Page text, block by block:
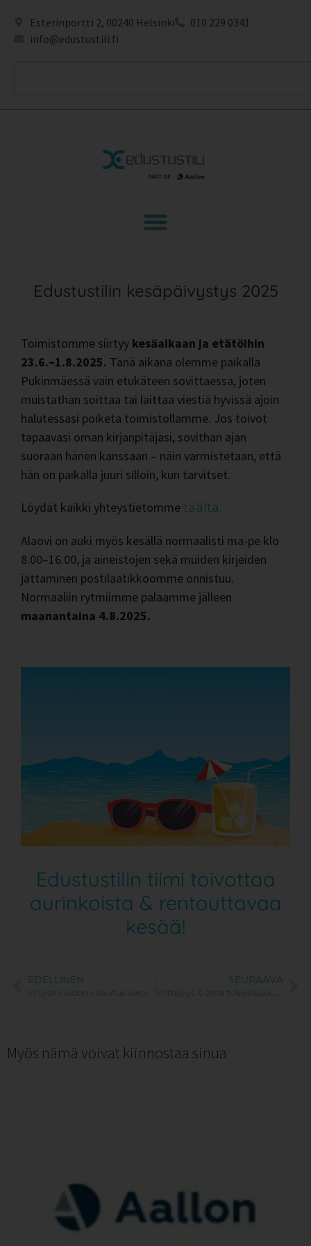
Esterinportti 2, 00240 Helsinki
010 229 0341
info@edustustili.fi
Edustustilin kesäpäivystys 2025
Toimistomme siirtyy kesäaikaan ja etätöihin
23.6.–1.8.2025. Tänä aikana olemme paikalla
Pukinmäessä vain etukäteen sovittaessa, joten
muistathan soittaa tai laittaa viestiä hyvissä ajoin
halutessasi poiketa toimistollamme. Jos toivot
tapaavasi oman kirjanpitäjäsi, sovithan ajan
suoraan hänen kanssaan – näin varmistetaan, että
hän on paikalla juuri silloin, kun tarvitset.
Löydät kaikki yhteystietomme täältä.
Alaovi on auki myös kesällä normaalisti ma-pe klo
8.00–16.00, ja aineistojen sekä muiden kirjeiden
jättäminen postilaatikkoomme onnistuu.
Normaaliin rytmiimme palaamme jälleen
maanantaina 4.8.2025.
Edustustilin tiimi toivottaa
aurinkoista & rentouttavaa
kesää!
EDELLINEN
Yritysmuodon vaikutus verotukseen – mitä kannattaa huomioida?
SEURAAVA
Yrittäjyys & oma tulevaisuus – olethan muistanut varautua?
Myös nämä voivat kiinnostaa sinua